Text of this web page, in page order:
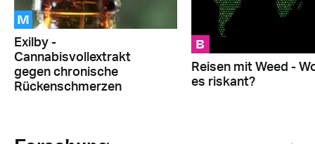
M
Exilby -
Cannabisvollextrakt
gegen chronische
Rückenschmerzen
B
Reisen mit Weed -
es riskant?